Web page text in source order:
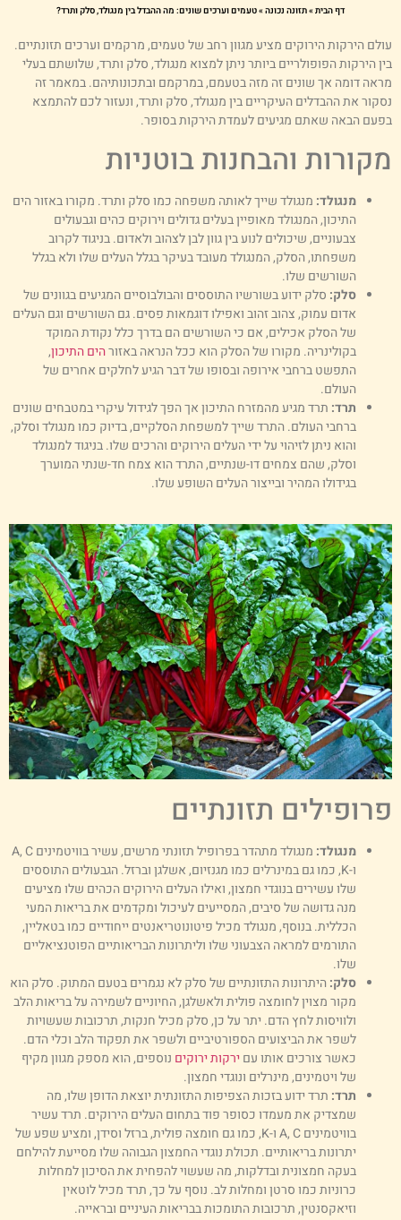
דף הבית»תזונה נכונה»טעמים וערכים שונים: מה ההבדל בין מנגולד, סלק ותרד?
הירקות הירוקים מציע מגוון רחב של טעמים, מרקמים וערכים תזונתיים.
הירקות הפופולריים ביותר ניתן למצוא מנגולד, סלק ותרד, שלושתם בעלי
דומה אך שונים זה מזה בטעמם, במרקמם ובתכונותיהם. במאמר זה
את ההבדלים העיקריים בין מנגולד, סלק ותרד, ונעזור לכם להתמצא
הבאה שאתם מגיעים לעמדת הירקות בסופר.
והבחנות בוטניות
מנגולד:מנגולד שייך לאותה משפחה כמו סלק ותרד. מקורו באזור הים
התיכון, המנגולד מאופיין בעלים גדולים וירוקים כהים וגבעולים
צבעוניים, שיכולים לנוע בין גוון לבן לצהוב ולאדום. בניגוד לקרוב
משפחתו, הסלק, המנגולד מעובד בעיקר בגלל העלים שלו ולא בגלל
השורשים שלו.
סלק:סלק ידוע בשורשיו התוססים והבולבוסיים המגיעים בגוונים של
אדום עמוק, צהוב זהוב ואפילו דוגמאות פסים. גם השורשים וגם העלים
של הסלק אכילים, אם כי השורשים הם בדרך כלל נקודת המוקד
בקולינריה. מקורו של הסלק הוא ככל הנראה באזורהים התיכון,
התפשט ברחבי אירופה ובסופו של דבר הגיע לחלקים אחרים של
העולם.
תרד:תרד מגיע מהמזרח התיכון אך הפך לגידול עיקרי במטבחים שונים
ברחבי העולם. התרד שייך למשפחת הסלקיים, בדיוק כמו מנגולד וסלק,
והוא ניתן לזיהוי על ידי העלים הירוקים והרכים שלו. בניגוד למנגולד
וסלק, שהם צמחים דו-שנתיים, התרד הוא צמח חד-שנתי המוערך
בגידולו המהיר ובייצור העלים השופע שלו.
תזונתיים
מנגולד:
מנגולד מתהדר בפרופיל תזונתי מרשים, עשיר בוויטמינים A, C
ו-K, כמו גם במינרלים כמו מגנזיום, אשלגן וברזל. הגבעולים התוססים
שלו עשירים בנוגדי חמצון, ואילו העלים הירוקים הכהים שלו מציעים
מנה גדושה של סיבים, המסייעים לעיכול ומקדמים את בריאות המעי
הכללית. בנוסף, מנגולד מכיל פיטונוטריאנטים ייחודיים כמו בטאליין,
התורמים למראה הצבעוני שלו וליתרונות הבריאותיים הפוטנציאליים
שלו.
סלק:היתרונות התזונתיים של סלק לא נגמרים בטעם המתוק. סלק הוא
מקור מצוין לחומצה פולית ולאשלגן, החיוניים לשמירה על בריאות הלב
ולוויסות לחץ הדם. יתר על כן, סלק מכיל חנקות, תרכובות שעשויות
לשפר את הביצועים הספורטיביים ולשפר את תפקוד הלב וכלי הדם.
כאשר צורכים אותו עםירקות ירוקיםנוספים, הוא מספק מגוון מקיף
של ויטמינים, מינרלים ונוגדי חמצון.
תרד:תרד ידוע בזכות הצפיפות התזונתית יוצאת הדופן שלו, מה
שמצדיק את מעמדו כסופר פוד בתחום העלים הירוקים. תרד עשיר
בוויטמינים A, C ו-K, כמו גם חומצה פולית, ברזל וסידן, ומציע שפע של
יתרונות בריאותיים. תכולת נוגדי החמצון הגבוהה שלו מסייעת להילחם
בעקה חמצונית ובדלקות, מה שעשוי להפחית את הסיכון למחלות
כרוניות כמו סרטן ומחלות לב. נוסף על כך, תרד מכיל לוטאין
וזיאקסנטין, תרכובות התומכות בבריאות העיניים ובראייה.